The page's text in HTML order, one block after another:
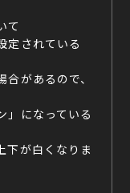
て
定されている
があるので、
」になっている
下が白くなりま